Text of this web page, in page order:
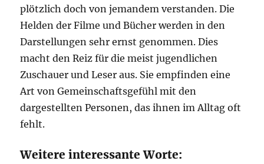
plötzlich doch von jemandem verstanden. Die
Helden der Filme und Bücher werden in den
Darstellungen sehr ernst genommen. Dies
macht den Reiz für die meist jugendlichen
Zuschauer und Leser aus. Sie empfinden eine
Art von Gemeinschaftsgefühl mit den
dargestellten Personen, das ihnen im Alltag oft
fehlt.
Weitere interessante Worte: